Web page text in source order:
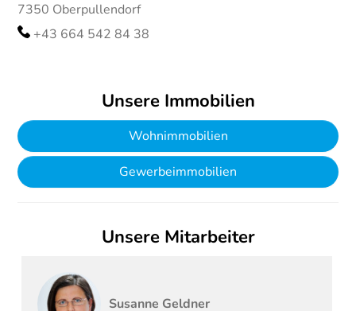
7350 Oberpullendorf
+43 664 542 84 38
Unsere Immobilien
Wohnimmobilien
Gewerbeimmobilien
Unsere Mitarbeiter
Susanne Geldner